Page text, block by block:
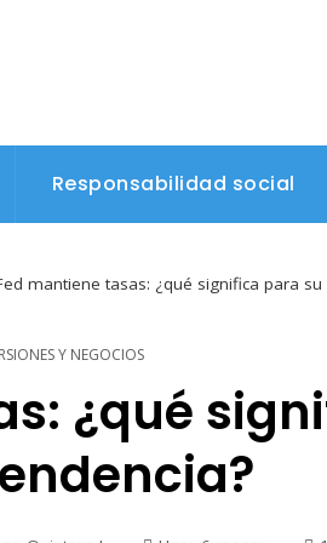
Responsabilidad social
mantiene tasas: ¿qué significa para su
Y NEGOCIOS
¿qué